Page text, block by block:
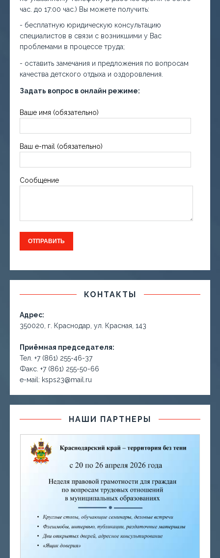
час. до 17:00 час.) Вы можете получить:
- бесплатную юридическую консультацию
специалистов в связи с возникшими у Вас
проблемами в процессе труда;
- оставить замечания и предложения по вопросам
качества детского отдыха и оздоровления.
Задать вопрос в онлайн режиме:
Ваше имя (обязательно)
Ваш e-mail (обязательно)
Сообщение
КОНТАКТЫ
Адрес:
350020, г. Краснодар, ул. Красная, 143
Приёмная председателя:
Тел. +7 (861) 255-46-37
Факс. +7 (861) 255-50-66
е-маil: ksps23@mail.ru
НАШИ ПАРТНЕРЫ